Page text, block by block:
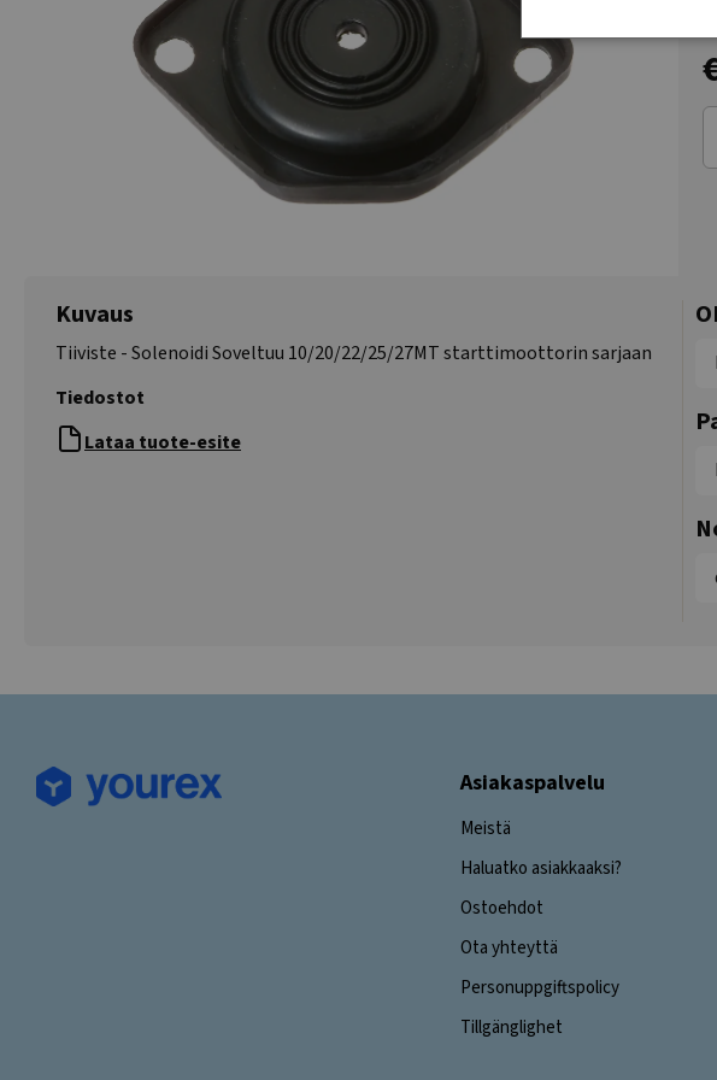
Kuvaus
Tiiviste - Solenoidi Soveltuu 10/20/22/25/27MT starttimoottorin sarjaan
Tiedostot
Lataa tuote-esite
Asiakaspalvelu
Meistä
Haluatko asiakkaaksi?
Ostoehdot
Ota yhteyttä
Personuppgiftspolicy
Tillgänglighet